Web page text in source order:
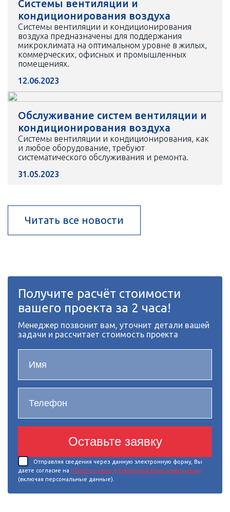
Системы вентиляции и
кондиционирования воздуха
Системы вентиляции и кондиционирования
воздуха предназначены для поддержания
микроклимата на оптимальном уровне в жилых,
коммерческих, офисных и промышленных
помещениях.
12.06.2023
Обслуживание систем вентиляции и
кондиционирования воздуха
Системы вентиляции и кондиционирования, как
и любое оборудование, требуют
систематического обслуживания и ремонта.
31.05.2023
Читать все новости
Получите расчёт стоимости
вашего проекта за 2 часа!
Менеджер позвонит вам, уточнит детали вашей
задачи и рассчитает стоимость проекта
Оставьте заявку
Отправляя сведения через данную электронную форму, Вы
даете согласие на обработку представленной Вами информации
(включая персональные данные).